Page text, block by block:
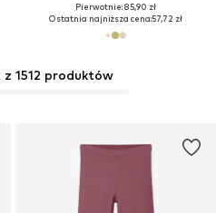
Pierwotnie: 85,90 zł
Ostatnia najniższa cena:57,72 zł
1512 produktów